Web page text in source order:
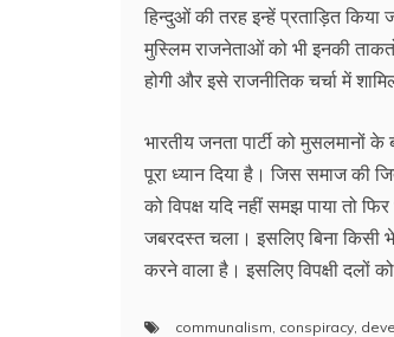
हिन्दुओं की तरह इन्हें प्रताड़ित
मुस्लिम राजनेताओं को भी इनकी
होगी और इसे राजनीतिक चर्चा में
भारतीय जनता पार्टी को मुसलमानों
पूरा ध्यान दिया है। जिस समाज की
को विपक्ष यदि नहीं समझ पाया तो
जबरदस्त चला। इसलिए बिना किसी
करने वाला है। इसलिए विपक्षी दलों
communalism conspiracy